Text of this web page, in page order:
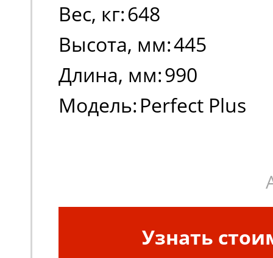
Вес, кг:648
Высота, мм:445
Длина, мм:990
Модель: Perfect Plus
Узнать